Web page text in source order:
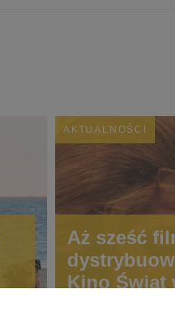
AKTUALNOŚCI
Aż sześć
Kino Świat